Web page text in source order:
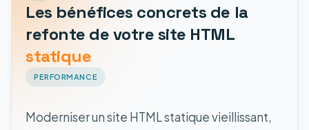
Les bénéfices concrets de la
refonte de votre site HTML
statique
PERFORMANCE
Moderniser un site HTML statique vieillissant,